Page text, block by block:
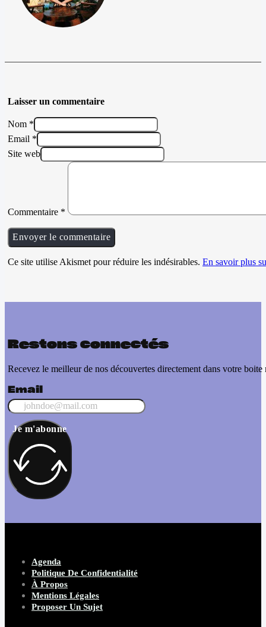
Laisser un commentaire
Nom *
Email *
Site web
Commentaire *
Ce site utilise Akismet pour réduire les indésirables. En savoir plus
Restons connectés
Recevez le meilleur de nos découvertes directement dans votre boite
Email
Je m'abonne
Agenda
Politique De Confidentialité
À Propos
Mentions Légales
Proposer Un Sujet